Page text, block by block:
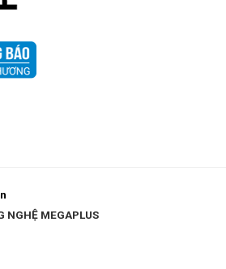
NGHỆ MEGAPLUS